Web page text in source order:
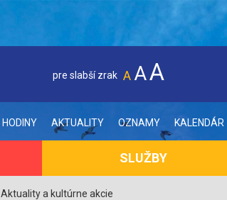
pre slabší zrak A AA
AKTUALITY OZNAMY KALENDÁR
SLUŽBY
Aktuality a kultúrne akcie